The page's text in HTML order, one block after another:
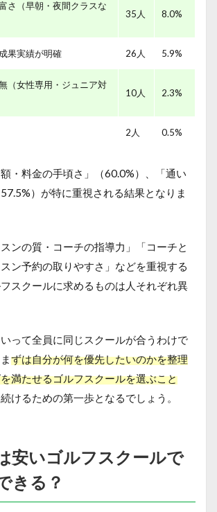
さ（早朝・夜間クラスな
35人 8.0%
果実績が明確 26人 5.9%
（女性専用・ジュニア対
10人 2.3%
2人 0.5%
・料金の手頃さ」（60.0%）、「通い
）が特に重視される結果となりま
ンの質・コーチの指導力」「コーチと
ン予約の取りやすさ」などを重視する
スクールに求めるものは人それぞれ異
って全員に同じスクールが合うわけで
ずは自分が何を優先したいのかを整理
満たせるゴルフスクールを選ぶこと
けるための第一歩となるでしょう。
安いゴルフスクールで
きる？